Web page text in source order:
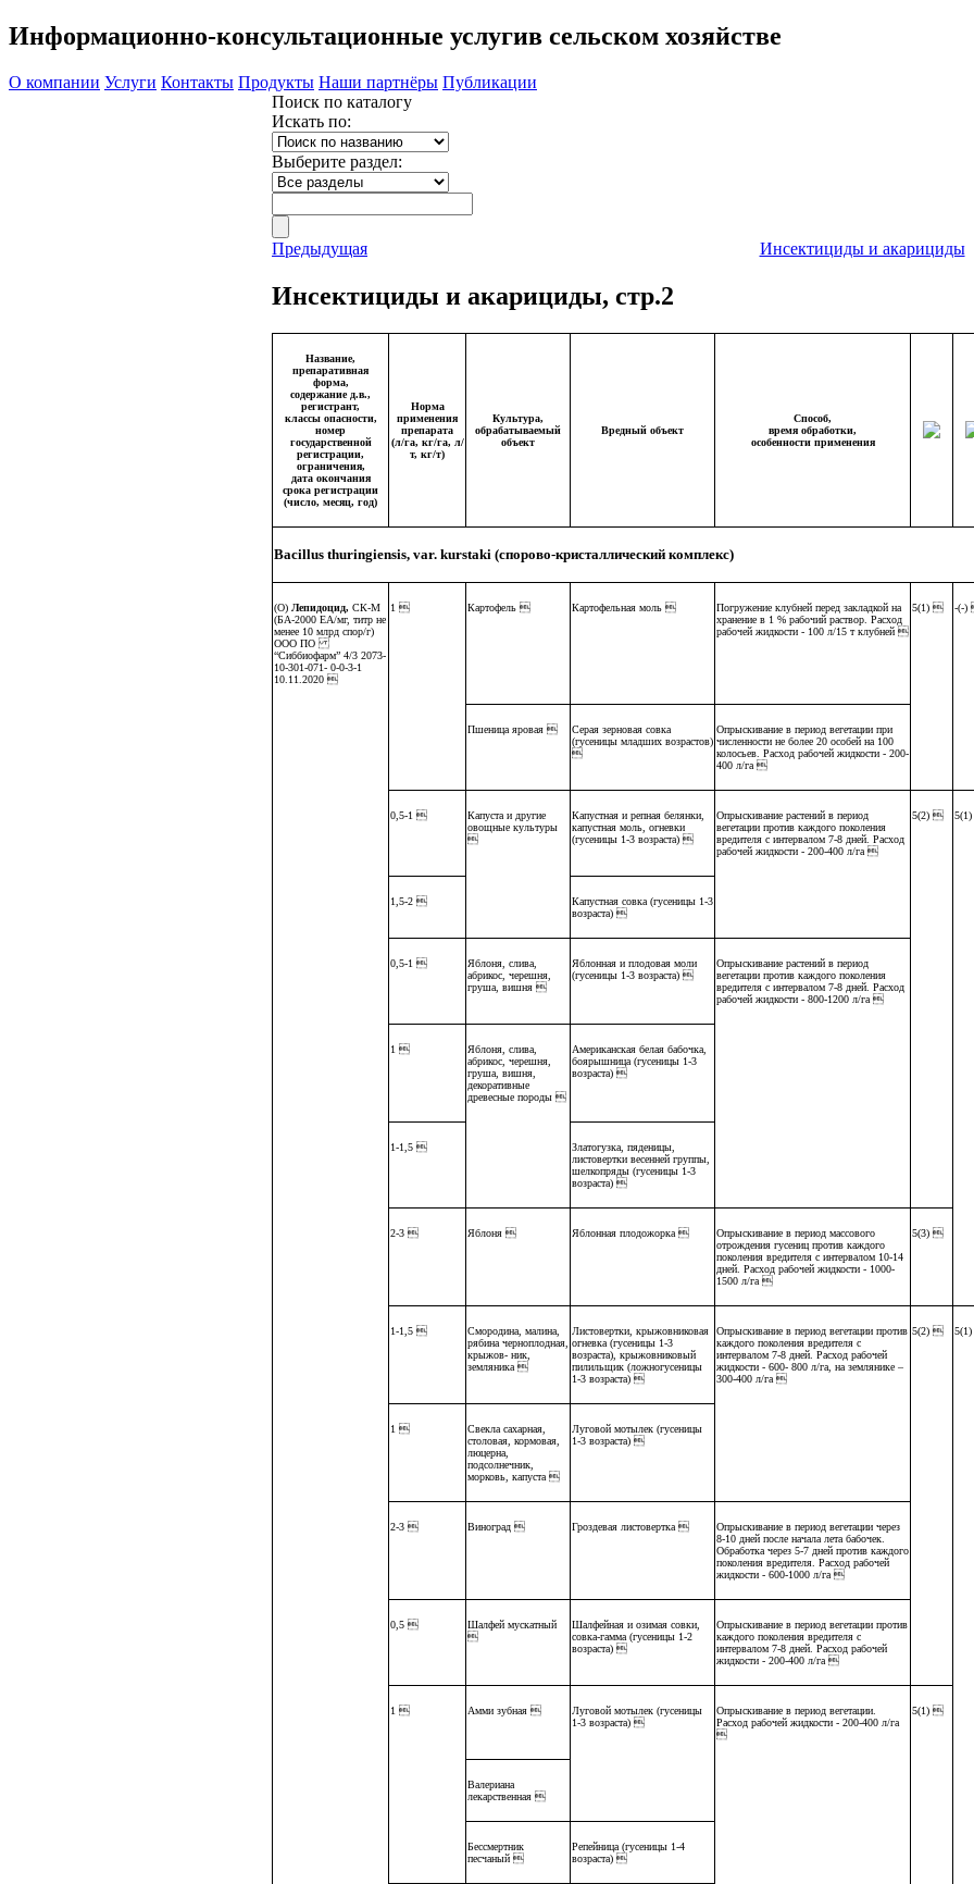
Информационно-консультационные услугив сельском хозяйстве
О компании Услуги Контакты Продукты Наши партнёры Публикации
Поиск по каталогу
Искать по:
Выберите раздел:
Предыдущая Инсектициды и акарициды
Инсектициды и акарициды, стр.2
Название,
препаративная
форма,
содержание д.в.,
регистрант,
классы опасности,
номер
государственной
регистрации,
ограничения,
дата окончания
срока регистрации
(число, месяц, год)
Норма
применения
препарата
(л/га, кг/га, л/
т, кг/т)
Культура,
обрабатываемый
объект
Вредный объект
Способ,
время обработки,
особенности применения
Bacillus thuringiensis, var. kurstaki (спорово-кристаллический комплекс)
(О) Лепидоцид, СК-М
(БА-2000 ЕА/мг, титр не
менее 10 млрд спор/г)
ООО ПО
“Сиббиофарм” 4/3 2073-
10-301-071- 0-0-3-1
10.11.2020 
1  Картофель  Картофельная моль 
Погружение клубней перед закладкой на
хранение в 1 % рабочий раствор. Расход
рабочей жидкости - 100 л/15 т клубней 
5(1)  -(-)
Пшеница яровая 
Серая зерновая совка
(гусеницы младших возрастов)

Опрыскивание в период вегетации при
численности не более 20 особей на 100
колосьев. Расход рабочей жидкости - 200-
400 л/га 
0,5-1 
Капуста и другие
овощные культуры

Капустная и репная белянки,
капустная моль, огневки
(гусеницы 1-3 возраста) 
Опрыскивание растений в период
вегетации против каждого поколения
вредителя с интервалом 7-8 дней. Расход
рабочей жидкости - 200-400 л/га 
5(2) 
1,5-2 
Капустная совка (гусеницы 1-3
возраста) 
0,5-1 
Яблоня, слива,
абрикос, черешня,
груша, вишня 
Яблонная и плодовая моли
(гусеницы 1-3 возраста) 
Опрыскивание растений в период
вегетации против каждого поколения
вредителя с интервалом 7-8 дней. Расход
рабочей жидкости - 800-1200 л/га 
1 
Яблоня, слива,
абрикос, черешня,
груша, вишня,
декоративные
древесные породы 
Американская белая бабочка,
боярышница (гусеницы 1-3
возраста) 
1-1,5 
Златогузка, пяденицы,
листовертки весенней группы,
шелкопряды (гусеницы 1-3
возраста) 
2-3  Яблоня  Яблонная плодожорка 
Опрыскивание в период массового
отрождения гусениц против каждого
поколения вредителя с интервалом 10-14
дней. Расход рабочей жидкости - 1000-
1500 л/га 
5(3) 
1-1,5 
Смородина, малина,
рябина черноплодная,
крыжов- ник,
земляника 
Листовертки, крыжовниковая
огневка (гусеницы 1-3
возраста), крыжовниковый
пилильщик (ложногусеницы
1-3 возраста) 
Опрыскивание в период вегетации против
каждого поколения вредителя с
интервалом 7-8 дней. Расход рабочей
жидкости - 600- 800 л/га, на землянике –
300-400 л/га 
5(2) 
1 
Свекла сахарная,
столовая, кормовая,
люцерна,
подсолнечник,
морковь, капуста 
Луговой мотылек (гусеницы
1-3 возраста) 
2-3  Виноград  Гроздевая листовертка 
Опрыскивание в период вегетации через
8-10 дней после начала лета бабочек.
Обработка через 5-7 дней против каждого
поколения вредителя. Расход рабочей
жидкости - 600-1000 л/га 
0,5 
Шалфей мускатный

Шалфейная и озимая совки,
совка-гамма (гусеницы 1-2
возраста) 
Опрыскивание в период вегетации против
каждого поколения вредителя с
интервалом 7-8 дней. Расход рабочей
жидкости - 200-400 л/га 
1  Амми зубная 
Луговой мотылек (гусеницы
1-3 возраста) 
Опрыскивание в период вегетации.
Расход рабочей жидкости - 200-400 л/га

5(1) 
Валериана
лекарственная 
Бессмертник
песчаный 
Репейница (гусеницы 1-4
возраста) 